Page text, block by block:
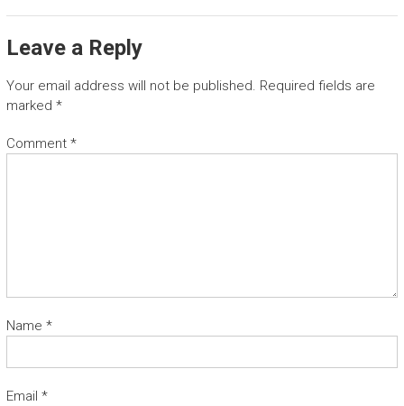
Leave a Reply
Your email address will not be published. Required fields are
marked *
Comment *
Name *
Email *